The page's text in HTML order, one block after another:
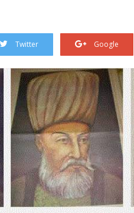
Twitter Google